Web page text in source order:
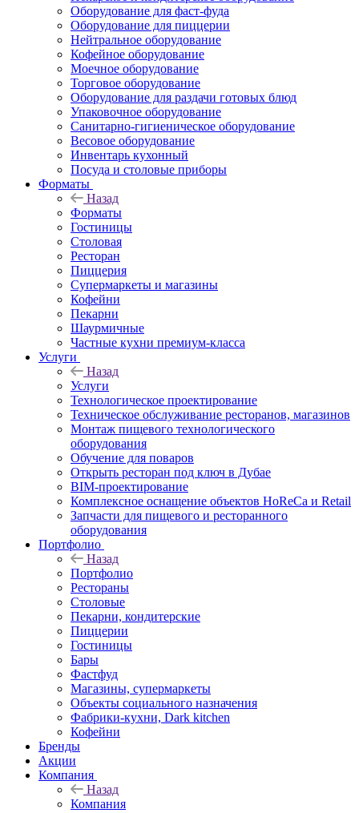
Оборудование для фаст-фуда
Оборудование для пиццерии
Нейтральное оборудование
Кофейное оборудование
Моечное оборудование
Торговое оборудование
Оборудование для раздачи готовых блюд
Упаковочное оборудование
Санитарно-гигиеническое оборудование
Весовое оборудование
Инвентарь кухонный
Посуда и столовые приборы
Форматы
Назад
Форматы
Гостиницы
Столовая
Ресторан
Пиццерия
Супермаркеты и магазины
Кофейни
Пекарни
Шаурмичные
Частные кухни премиум-класса
Услуги
Назад
Услуги
Технологическое проектирование
Техническое обслуживание ресторанов, магазинов
Монтаж пищевого технологического
оборудования
Обучение для поваров
Открыть ресторан под ключ в Дубае
BIM-проектирование
Комплексное оснащение объектов HoReCa и Retail
Запчасти для пищевого и ресторанного
оборудования
Портфолио
Назад
Портфолио
Рестораны
Столовые
Пекарни, кондитерские
Пиццерии
Гостиницы
Бары
Фастфуд
Магазины, супермаркеты
Объекты социального назначения
Фабрики-кухни, Dark kitchen
Кофейни
Бренды
Акции
Компания
Назад
Компания